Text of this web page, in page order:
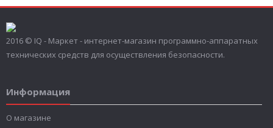
2016 © IQ - Маркет - интернет-магазин программно-аппаратных
технических средств для осуществления безопасности.
Информация
О магазине